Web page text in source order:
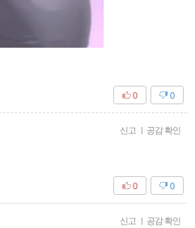
0
0
신고 | 공감 확인
0
0
신고 | 공감 확인